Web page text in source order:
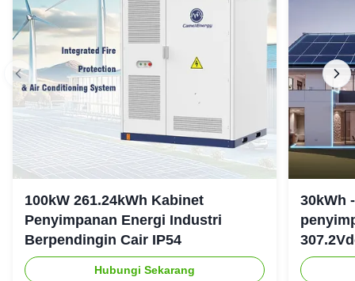
100kW 261.24kWh Kabinet
Penyimpanan Energi Industri
Berpendingin Cair IP54
Hubungi Sekarang
30kWh